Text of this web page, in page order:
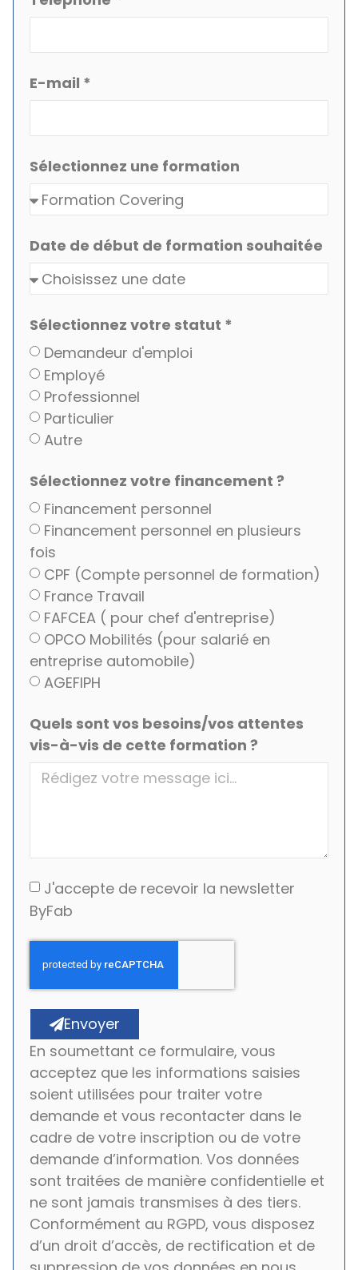
E-mail *
Sélectionnez une formation
Date de début de formation souhaitée
Sélectionnez votre statut *
Demandeur d'emploi
Employé
Professionnel
Particulier
Autre
Sélectionnez votre financement ?
Financement personnel
Financement personnel en plusieurs
fois
CPF (Compte personnel de formation)
France Travail
FAFCEA ( pour chef d'entreprise)
OPCO Mobilités (pour salarié en
entreprise automobile)
AGEFIPH
Quels sont vos besoins/vos attentes
vis-à-vis de cette formation ?
J'accepte de recevoir la newsletter
ByFab
Envoyer
En soumettant ce formulaire, vous
acceptez que les informations saisies
soient utilisées pour traiter votre
demande et vous recontacter dans le
cadre de votre inscription ou de votre
demande d’information. Vos données
sont traitées de manière confidentielle et
ne sont jamais transmises à des tiers.
Conformément au RGPD, vous disposez
d’un droit d’accès, de rectification et de